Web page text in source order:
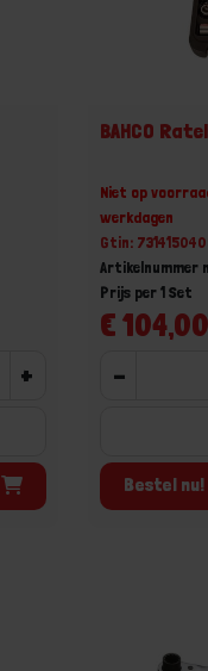
+
BAHCO
Niet op
werkdagen
Gtin:
Artikelnummer
€ 104,00
Prijs per 1 Set
-
Bestel nu!